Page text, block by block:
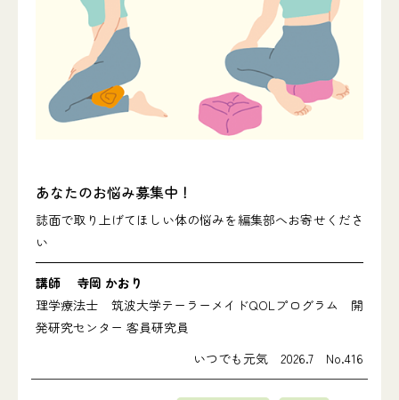
あなたのお悩み募集中！
誌面で取り上げてほしい体の悩みを編集部へお寄せくださ
い
講師 寺岡 かおり
理学療法士 筑波大学テーラーメイドQOLプログラム 開
発研究センター 客員研究員
いつでも元気 2026.7 No.416